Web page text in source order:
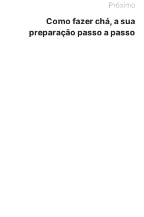
Próximo
Como fazer chá, a sua
preparação passo a passo